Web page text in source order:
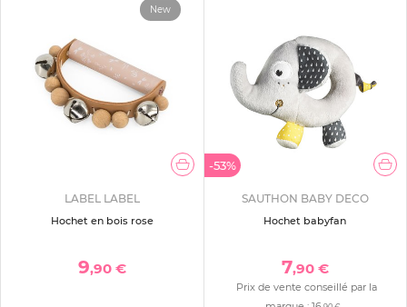
New
LABEL LABEL
Hochet en bois rose
9,90 €
-53%
SAUTHON BABY DECO
Hochet babyfan
7,90 €
Prix de vente conseillé par la